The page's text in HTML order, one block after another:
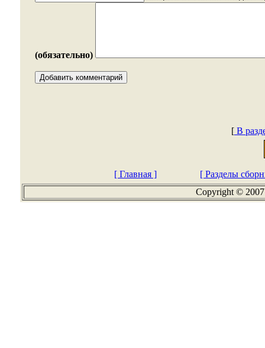
(обязательно)
[ В
[ Главная ]
[ Разделы
Copyright ©